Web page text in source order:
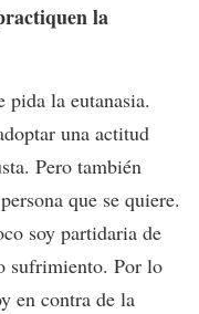
la
la eutanasia.
una actitud
Pero también
que se quiere.
soy partidaria de
sufrimiento. Por lo
en contra de la